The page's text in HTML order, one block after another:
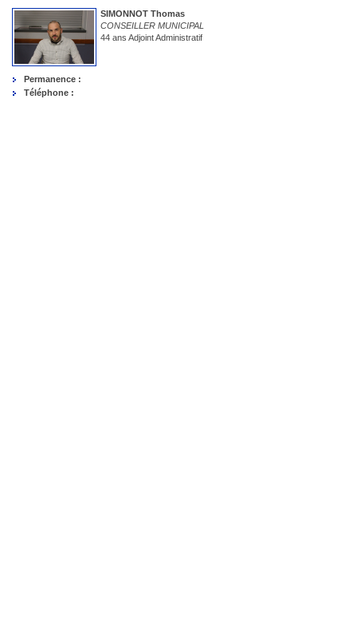
SIMONNOT Thomas
CONSEILLER MUNICIPAL
44 ans Adjoint Administratif
Permanence :
Téléphone :